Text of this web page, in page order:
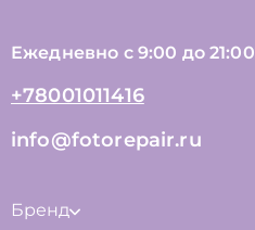
Ежедневно с 9:00 до 21:00
+78001011416
info@fotorepair.ru
Бренд